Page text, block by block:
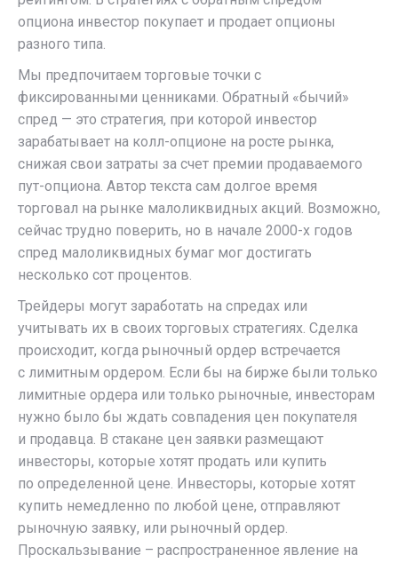
опциона инвестор покупает и продает опционы
разного типа.
Мы предпочитаем торговые точки с
фиксированными ценниками. Обратный «бычий»
спред — это стратегия, при которой инвестор
зарабатывает на колл-опционе на росте рынка,
снижая свои затраты за счет премии продаваемого
пут-опциона. Автор текста сам долгое время
торговал на рынке малоликвидных акций. Возможно,
сейчас трудно поверить, но в начале 2000-х годов
спред малоликвидных бумаг мог достигать
несколько сот процентов.
Трейдеры могут заработать на спредах или
учитывать их в своих торговых стратегиях. Сделка
происходит, когда рыночный ордер встречается
с лимитным ордером. Если бы на бирже были только
лимитные ордера или только рыночные, инвесторам
нужно было бы ждать совпадения цен покупателя
и продавца. В стакане цен заявки размещают
инвесторы, которые хотят продать или купить
по определенной цене. Инвесторы, которые хотят
купить немедленно по любой цене, отправляют
рыночную заявку, или рыночный ордер.
Проскальзывание – распространенное явление на